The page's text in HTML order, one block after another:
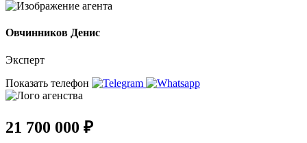
Овчинников Денис
Эксперт
Показать телефон
21 700 000 ₽